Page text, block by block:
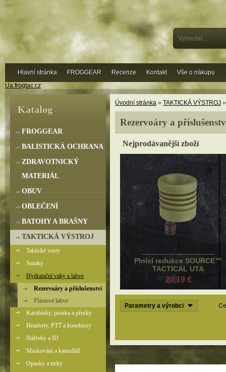
Ua.frogtac.cz
Úvodní stránka » TAKTICKÁ VÝSTROJ
Rezervoáry a
Nejprodávanější zboží
Plnící redukce SOURCE™
TACTICAL UTA
20,19 €
Parametry a výrobci
Katalog
FROGGEAR
BALISTICKÁ OCHRANA
ZDRAVOTNICKÝ
MATERIÁL
OBUV
OBLEČENÍ
BATOHY A BRAŠNY
TAKTICKÁ VÝSTROJ
Taktické vesty
Sumky
Hydratační vaky a lahve
Rezervoáry a příslušenství
Plastové lahve
Karabinky, poutka a přezky
Headsety, PTT a konektory
Nášivky a ID
Maskování a kamufláž
Opasky a treky
Hlavní stránka FROGGEAR Recenze Kontakt Vše o nákupu